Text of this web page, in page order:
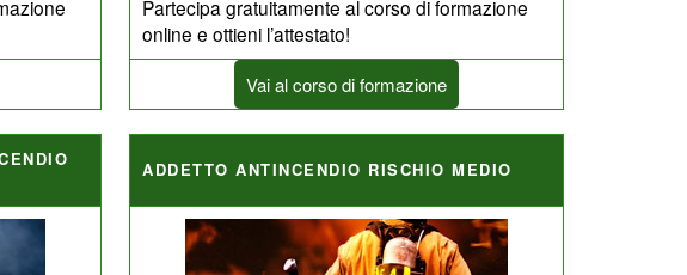
Partecipa gratuitamente al corso di formazione
online e ottieni l’attestato!
Vai al corso di formazione
ADDETTO ANTINCENDIO RISCHIO MEDIO